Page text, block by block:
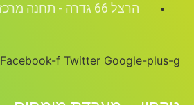
הרצל 66 גדרה - תחנה מרכזית אגד
Facebook-f Twitter Google-plus-g